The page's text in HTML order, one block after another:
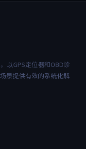
以GPS定位器和OBD诊
景提供有效的系统化解